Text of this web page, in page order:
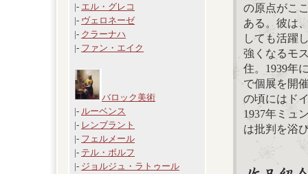
|- エル・グレコ
|- ヴェロネーゼ
|- クラーナハ
|- ファン・エイク
バロック美術
|- ルーベンス
|- レンブラント
|- フェルメール
|- テル・ボルフ
|- ジョルジュ・ラトゥール
の原点がこ
ある。彼は
しても活躍
強くなるモ
住。1939年
で個展を開
の頃にはド
1937年ミュ
は批判を浴